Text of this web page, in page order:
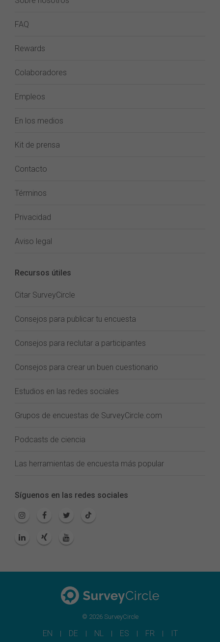
FAQ
Rewards
Colaboradores
Empleos
En los medios
Kit de prensa
Contacto
Términos
Privacidad
Aviso legal
Recursos útiles
Citar SurveyCircle
Consejos para publicar tu encuesta
Consejos para reclutar a participantes
Consejos para crear un buen cuestionario
Estudios en las redes sociales
Grupos de encuestas de SurveyCircle.com
Podcasts de ciencia
Las herramientas de encuesta más popular
Síguenos en las redes sociales
© 2026 SurveyCircle
EN DE NL ES FR IT